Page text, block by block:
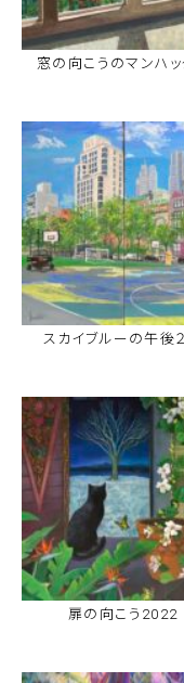
窓の向こうのマンハッ
スカイブルーの午後
扉の向こう2022